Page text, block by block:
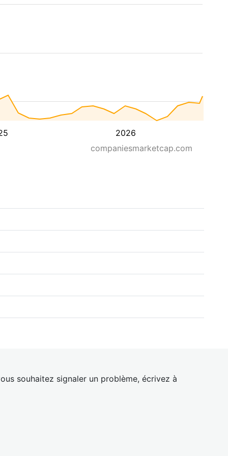
2026
companiesmarketcap.com
souhaitez signaler un problème, écrivez à